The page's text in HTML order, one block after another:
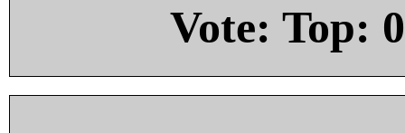
Vote: Top: 0